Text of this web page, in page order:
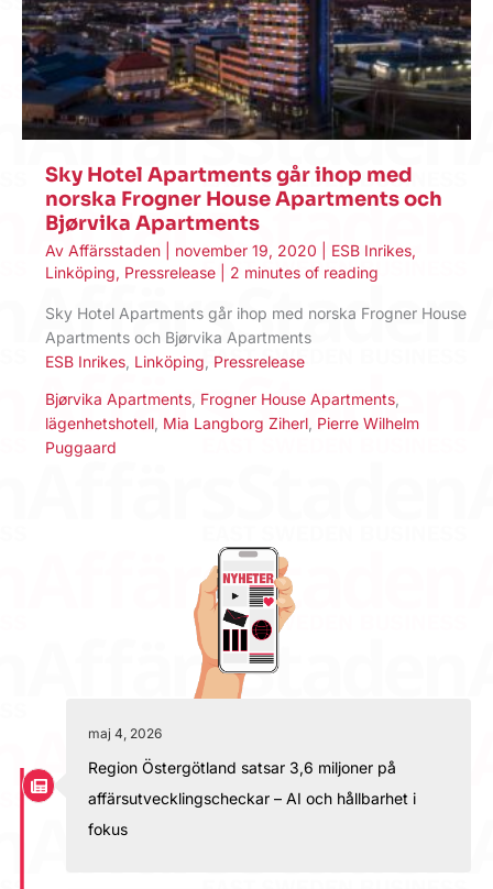
Sky Hotel Apartments går ihop med
norska Frogner House Apartments och
Bjørvika Apartments
Av Affärsstaden november 19, 2020 ESB Inrikes,
Linköping, Pressrelease 2 minutes of reading
Sky Hotel Apartments går ihop med norska Frogner House
Apartments och Bjørvika Apartments
ESB Inrikes Linköping Pressrelease
Bjørvika Apartments Frogner House Apartments
lägenhetshotell Mia Langborg Ziherl Pierre Wilhelm
Puggaard
maj 4, 2026
Region Östergötland satsar 3,6 miljoner på
affärsutvecklingscheckar – AI och hållbarhet i
fokus